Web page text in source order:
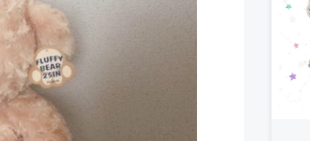
「もう行列に並ばない！」ミスドのモ
バイルオーダー完全ガイド｜支払い方
法から受け取り方までネットオーダー